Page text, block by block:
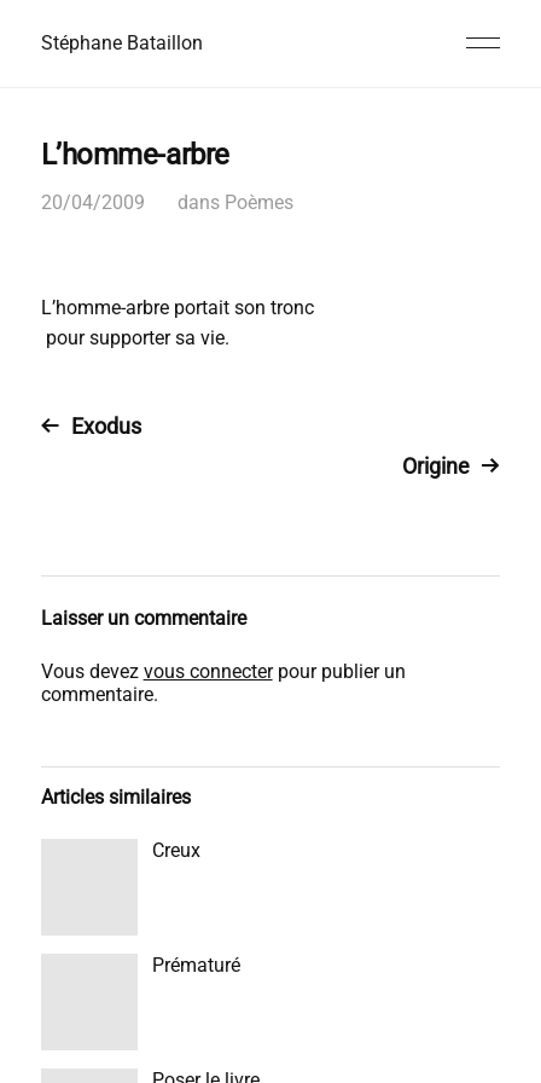
Stéphane Bataillon
L’homme-arbre
20/04/2009 dans Poèmes
L’homme-arbre portait son tronc
pour supporter sa vie.
Exodus
Origine
Laisser un commentaire
Vous devez vous connecterpour publier un
commentaire.
Articles similaires
Creux
Prématuré